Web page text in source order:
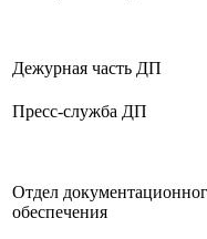
Дежурная часть ДП
Пресс-служба ДП
Отдел
обеспечения